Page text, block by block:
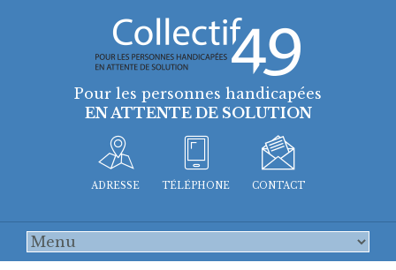
Pour les personnes handicapées
EN ATTENTE DE SOLUTION
ADRESSE TÉLÉPHONE CONTACT